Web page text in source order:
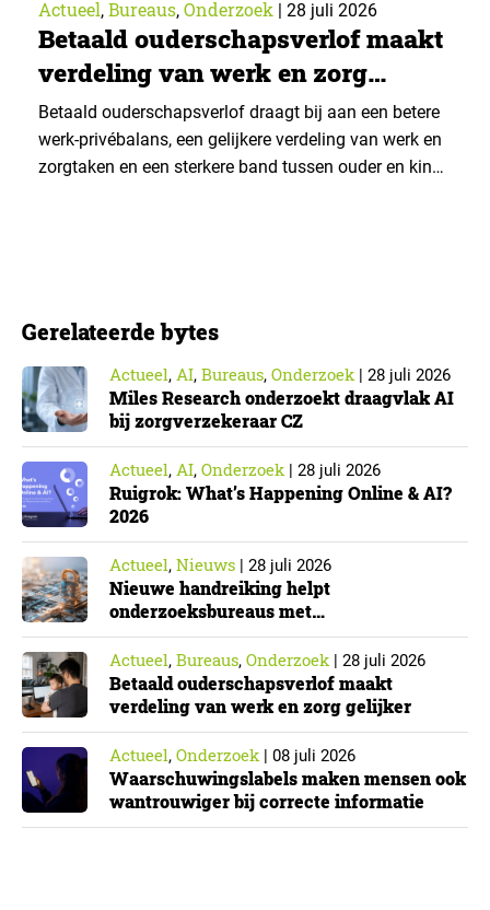
Actueel, Bureaus, Onderzoek | 28 juli 2026
Betaald ouderschapsverlof maakt
verdeling van werk en zorg
gelijker
Betaald ouderschapsverlof draagt bij aan een betere
werk-privébalans, een gelijkere verdeling van werk en
zorgtaken en een sterkere band tussen ouder en kind.
Gerelateerde bytes
Actueel, AI, Bureaus, Onderzoek| 28 juli 2026
Miles Research onderzoekt draagvlak AI
bij zorgverzekeraar CZ
Actueel, AI, Onderzoek| 28 juli 2026
Ruigrok: What’s Happening Online & AI?
2026
Actueel, Nieuws | 28 juli 2026
Nieuwe handreiking helpt
onderzoeksbureaus met
Cyberbeveiligingswet
Actueel, Bureaus, Onderzoek| 28 juli 2026
Betaald ouderschapsverlof maakt
verdeling van werk en zorg gelijker
Actueel, Onderzoek| 08 juli 2026
Waarschuwingslabels maken mensen ook
wantrouwiger bij correcte informatie